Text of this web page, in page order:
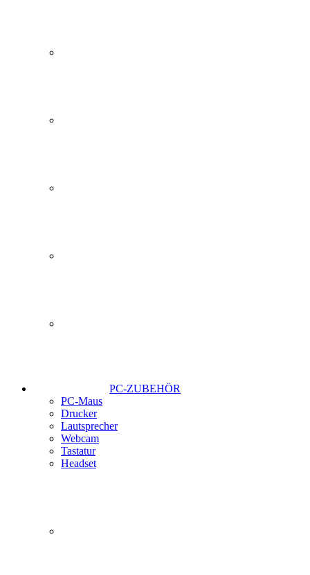
PC-ZUBEHÖR
PC-Maus
Drucker
Lautsprecher
Webcam
Tastatur
Headset